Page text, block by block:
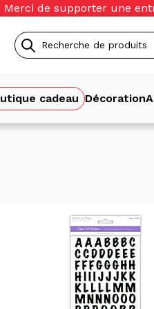
Merci de supporter une
produitscadeau Décoration